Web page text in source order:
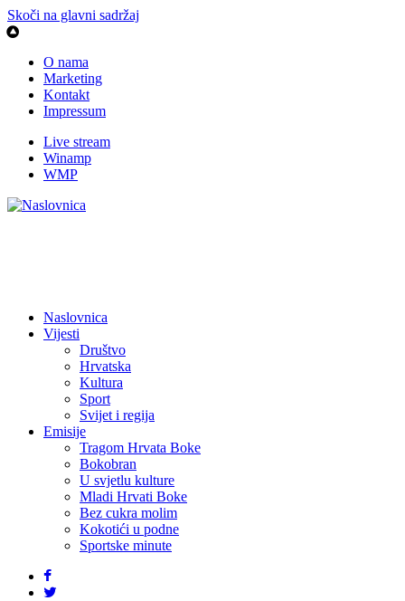
Skoči na glavni sadržaj
O nama
Marketing
Kontakt
Impressum
Live stream
Winamp
WMP
Naslovnica
Vijesti
Društvo
Hrvatska
Kultura
Sport
Svijet i regija
Emisije
Tragom Hrvata Boke
Bokobran
U svjetlu kulture
Mladi Hrvati Boke
Bez cukra molim
Kokotići u podne
Sportske minute